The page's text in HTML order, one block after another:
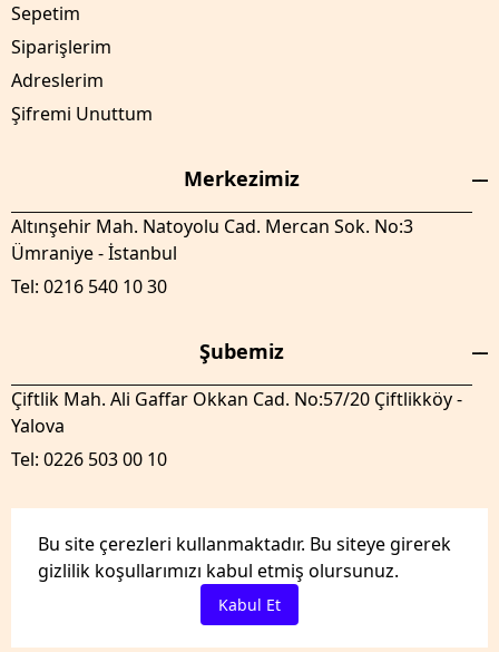
Bu site çerezleri kullanmaktadır. Bu siteye girerek
gizlilik koşullarımızı kabul etmiş olursunuz.
Kabul Et
Sepetim
Siparişlerim
Adreslerim
Şifremi Unuttum
Merkezimiz
Altınşehir Mah. Natoyolu Cad. Mercan Sok. No:3
Ümraniye - İstanbul
Tel: 0216 540 10 30
Şubemiz
Çiftlik Mah. Ali Gaffar Okkan Cad. No:57/20 Çiftlikköy -
Yalova
Tel: 0226 503 00 10
GenelTedaril.com Tüm hakları saklıdır.